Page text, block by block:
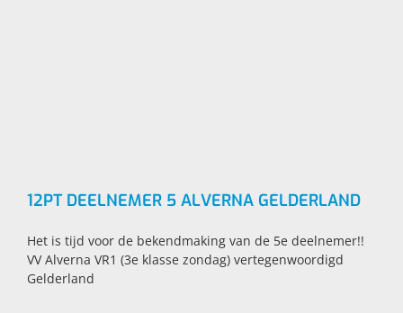
12PT DEELNEMER 5 ALVERNA GELDERLAND
Het is tijd voor de bekendmaking van de 5e deelnemer!!
VV Alverna VR1 (3e klasse zondag) vertegenwoordigd
Gelderland